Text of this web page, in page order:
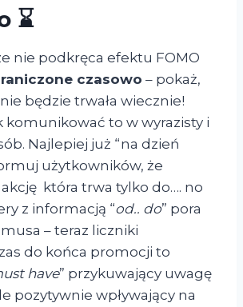
⌛
nie podkręca efektu FOMO
czasowo – pokaż,
będzie trwała wiecznie!
komunikować to w wyrazisty i
Najlepiej już “na dzień
użytkowników, że
która trwa tylko do…. no
z informacją “od.. do” pora
– teraz liczniki
do końca promocji to
have” przykuwający uwagę
pozytywnie wpływający na